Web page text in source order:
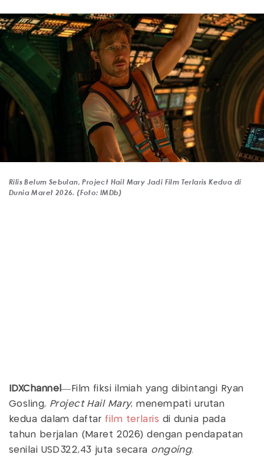
Rilis Belum Sebulan, Project Hail Mary Jadi Film Terlaris Kedua di
Dunia Maret 2026. (Foto: IMDb)
IDXChannel—Film fiksi ilmiah yang dibintangi Ryan
Gosling, Project Hail Mary, menempati urutan
kedua dalam daftar film terlaris di dunia pada
tahun berjalan (Maret 2026) dengan pendapatan
senilai USD322,43 juta secara ongoing.